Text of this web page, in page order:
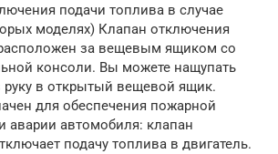
подачи топлива в случае
моделях) Клапан отключения
за вещевым ящиком со
консоли. Вы можете нащупать
руку в открытый вещевой ящик.
для обеспечения пожарной
аварии автомобиля: клапан
подачу топлива в двигатель.